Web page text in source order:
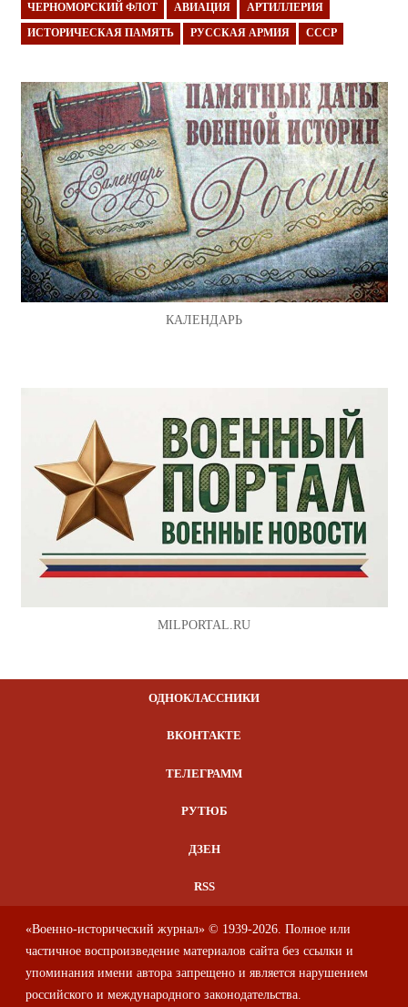
ЧЕРНОМОРСКИЙ ФЛОТ АВИАЦИЯ АРТИЛЛЕРИЯ
ИСТОРИЧЕСКАЯ ПАМЯТЬ РУССКАЯ АРМИЯ СССР
КАЛЕНДАРЬ
MILPORTAL.RU
ОДНОКЛАССНИКИ
ВКОНТАКТЕ
ТЕЛЕГРАММ
РУТЮБ
ДЗЕН
RSS
«Военно-исторический журнал» © 1939-2026. Полное или
частичное воспроизведение материалов сайта без ссылки и
упоминания имени автора запрещено и является нарушением
российского и международного законодательства.